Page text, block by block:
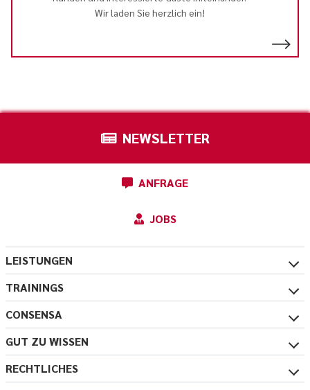
Wir laden Sie herzlich ein!
NEWSLETTER
ANFRAGE
JOBS
LEISTUNGEN
TRAININGS
CONSENSA
GUT ZU WISSEN
RECHTLICHES